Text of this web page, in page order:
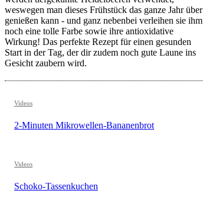
weswegen man dieses Frühstück das ganze Jahr über
genießen kann - und ganz nebenbei verleihen sie ihm
noch eine tolle Farbe sowie ihre antioxidative
Wirkung! Das perfekte Rezept für einen gesunden
Start in der Tag, der dir zudem noch gute Laune ins
Gesicht zaubern wird.
Videos
2-Minuten Mikrowellen-Bananenbrot
Videos
Schoko-Tassenkuchen